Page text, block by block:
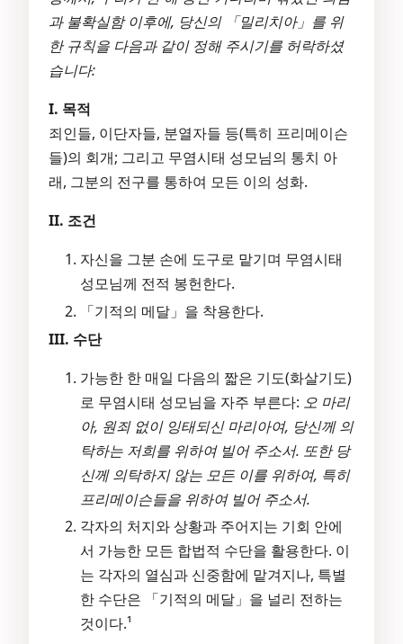
과 불확실함 이후에, 당신의 「밀리치아」를 위
한 규칙을 다음과 같이 정해 주시기를 허락하셨
습니다:
I. 목적
죄인들, 이단자들, 분열자들 등(특히 프리메이슨
들)의 회개; 그리고 무염시태 성모님의 통치 아
래, 그분의 전구를 통하여 모든 이의 성화.
II. 조건
자신을 그분 손에 도구로 맡기며 무염시태
성모님께 전적 봉헌한다.
「기적의 메달」을 착용한다.
III. 수단
가능한 한 매일 다음의 짧은 기도(화살기도)
로 무염시태 성모님을 자주 부른다: 오 마리
아, 원죄 없이 잉태되신 마리아여, 당신께 의
탁하는 저희를 위하여 빌어 주소서. 또한 당
신께 의탁하지 않는 모든 이를 위하여, 특히
프리메이슨들을 위하여 빌어 주소서.
각자의 처지와 상황과 주어지는 기회 안에
서 가능한 모든 합법적 수단을 활용한다. 이
는 각자의 열심과 신중함에 맡겨지나, 특별
한 수단은 「기적의 메달」을 널리 전하는
것이다.¹